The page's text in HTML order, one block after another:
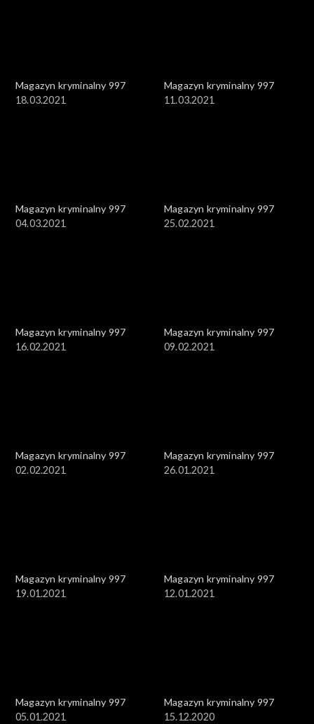
Magazyn kryminalny 997
18.03.2021
Magazyn kryminalny 997
11.03.2021
Magazyn kryminalny 997
04.03.2021
Magazyn kryminalny 997
25.02.2021
Magazyn kryminalny 997
16.02.2021
Magazyn kryminalny 997
09.02.2021
Magazyn kryminalny 997
02.02.2021
Magazyn kryminalny 997
26.01.2021
Magazyn kryminalny 997
19.01.2021
Magazyn kryminalny 997
12.01.2021
Magazyn kryminalny 997
05.01.2021
Magazyn kryminalny 997
15.12.2020